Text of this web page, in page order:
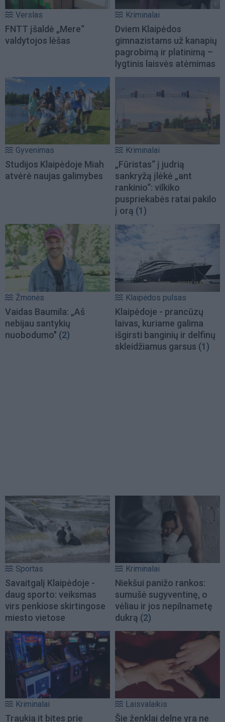
Verslas
FNTT įšaldė „Mere“
valdytojos lėšas
Kriminalai
Dviem Klaipėdos
gimnazistams už kanapių
pagrobimą ir platinimą –
lygtinis laisvės atėmimas
Gyvenimas
Studijos Klaipėdoje Miah
atvėrė naujas galimybes
Kriminalai
„Fūristas“ į judrią
sankryžą įlėkė „ant
rankinio“: vilkiko
puspriekabės ratai pakilo
į orą (1)
Žmonės
Vaidas Baumila: „Aš
nebijau santykių
nuobodumo" (2)
Klaipėdos pulsas
Klaipėdoje - prancūzų
laivas, kuriame galima
išgirsti banginių ir delfinų
skleidžiamus garsus (1)
Sportas
Savaitgalį Klaipėdoje -
daug sporto: veiksmas
virs penkiose skirtingose
miesto vietose
Kriminalai
Niekšui panižo rankos:
sumušė sugyventinę, o
vėliau ir jos nepilnametę
dukrą (2)
Kriminalai
Traukia it bites prie
Laisvalaikis
Šie ženklai delne yra ne